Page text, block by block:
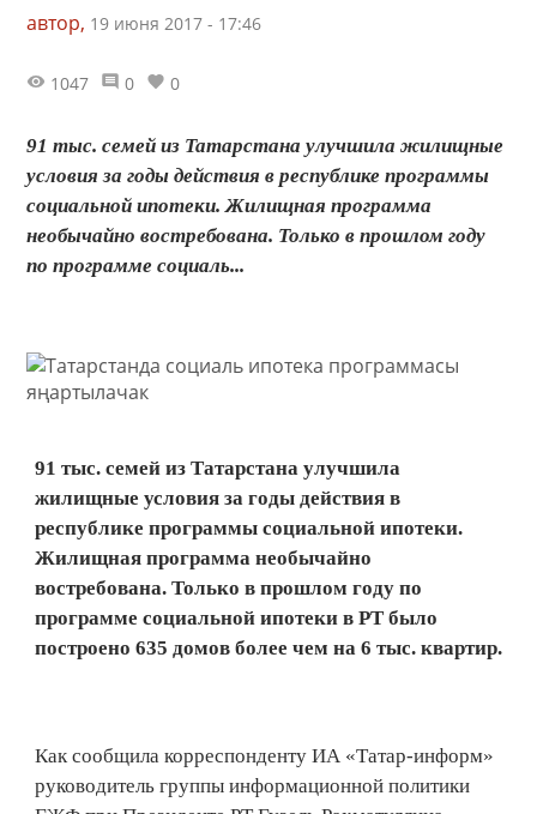
автор, 19 июня 2017 - 17:46
1047 0 0
91 тыс. семей из Татарстана улучшила жилищные
условия за годы действия в республике программы
социальной ипотеки. Жилищная программа
необычайно востребована. Только в прошлом году
по программе социаль...
91 тыс. семей из Татарстана улучшила
жилищные условия за годы действия в
республике программы социальной ипотеки.
Жилищная программа необычайно
востребована. Только в прошлом году по
программе социальной ипотеки в РТ было
построено 635 домов более чем на 6 тыс. квартир.
Как сообщила корреспонденту ИА «Татар-информ»
руководитель группы информационной политики